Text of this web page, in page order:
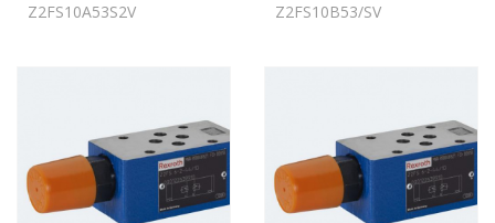
Z2FS10A53S2V Z2FS10B53/SV